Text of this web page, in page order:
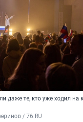
даже те, кто уже ходил на
/ 76.RU